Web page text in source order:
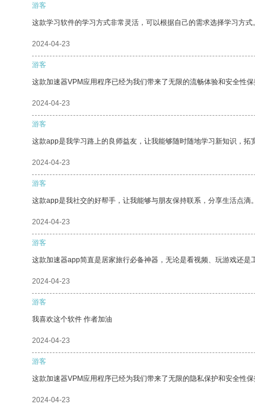
游客
这款学习软件的学习方式非常灵活，可以根据自己的需求选择学习方式
2024-04-23
游客
这款加速器VPM应用程序已经为我们带来了无限的流畅体验和安全性保
2024-04-23
游客
这款app是我学习路上的良师益友，让我能够随时随地学习新知识，拓
2024-04-23
游客
这款app是我社交的好帮手，让我能够与朋友保持联系，分享生活点滴。
2024-04-23
游客
这款加速器app简直是居家旅行必备神器，无论是看视频、玩游戏还是
2024-04-23
游客
我喜欢这个软件 作者加油
2024-04-23
游客
这款加速器VPM应用程序已经为我们带来了无限的隐私保护和安全性保
2024-04-23